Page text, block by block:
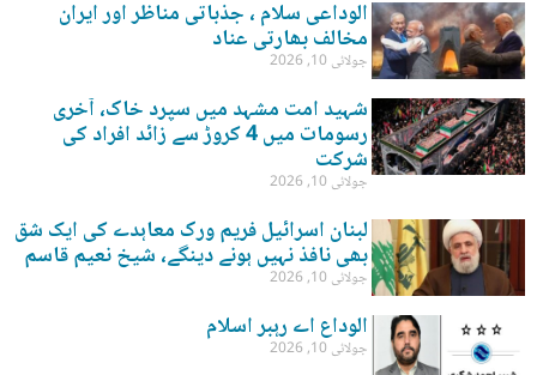
الوداعی سلام ، جذباتی مناظر اور ایران
مخالف بھارتی عناد
جولائی 10, 2026
شہید امت مشہد میں سپرد خاک، آخری
رسومات میں 4 کروڑ سے زائد افراد کی
شرکت
جولائی 10, 2026
لبنان اسرائیل فریم ورک معاہدے کی ایک شق
بھی نافذ نہیں ہونے دینگے، شیخ نعیم قاسم
جولائی 10, 2026
الوداع اے رہبر اسلام
جولائی 10, 2026